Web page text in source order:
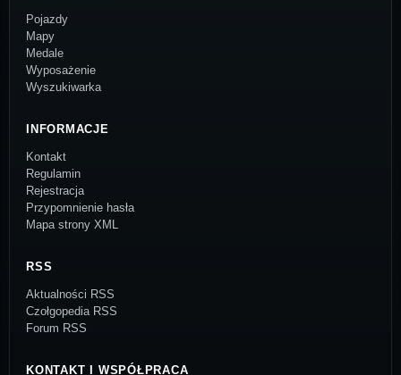
Pojazdy
Mapy
Medale
Wyposażenie
Wyszukiwarka
INFORMACJE
Kontakt
Regulamin
Rejestracja
Przypomnienie hasła
Mapa strony XML
RSS
Aktualności RSS
Czołgopedia RSS
Forum RSS
KONTAKT I WSPÓŁPRACA